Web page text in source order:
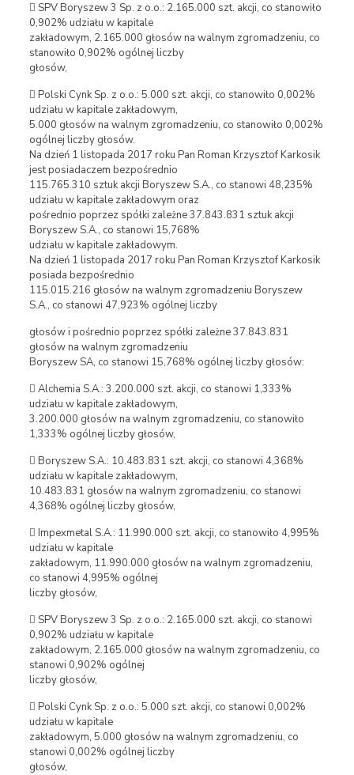
 SPV Boryszew 3 Sp. z o.o.: 2.165.000 szt. akcji, co stanowiło
0,902% udziału w kapitale
zakładowym, 2.165.000 głosów na walnym zgromadzeniu, co
stanowiło 0,902% ogólnej liczby
głosów,
 Polski Cynk Sp. z o.o.: 5.000 szt. akcji, co stanowiło 0,002%
udziału w kapitale zakładowym,
5.000 głosów na walnym zgromadzeniu, co stanowiło 0,002%
ogólnej liczby głosów.
Na dzień 1 listopada 2017 roku Pan Roman Krzysztof Karkosik
jest posiadaczem bezpośrednio
115.765.310 sztuk akcji Boryszew S.A., co stanowi 48,235%
udziału w kapitale zakładowym oraz
pośrednio poprzez spółki zależne 37.843.831 sztuk akcji
Boryszew S.A., co stanowi 15,768%
udziału w kapitale zakładowym.
Na dzień 1 listopada 2017 roku Pan Roman Krzysztof Karkosik
posiada bezpośrednio
115.015.216 głosów na walnym zgromadzeniu Boryszew
S.A., co stanowi 47,923% ogólnej liczby
głosów i pośrednio poprzez spółki zależne 37.843.831
głosów na walnym zgromadzeniu
Boryszew SA, co stanowi 15,768% ogólnej liczby głosów:
 Alchemia S.A.: 3.200.000 szt. akcji, co stanowi 1,333%
udziału w kapitale zakładowym,
3.200.000 głosów na walnym zgromadzeniu, co stanowiło
1,333% ogólnej liczby głosów,
 Boryszew S.A.: 10.483.831 szt. akcji, co stanowi 4,368%
udziału w kapitale zakładowym,
10.483.831 głosów na walnym zgromadzeniu, co stanowi
4,368% ogólnej liczby głosów,
 Impexmetal S.A.: 11.990.000 szt. akcji, co stanowiło 4,995%
udziału w kapitale
zakładowym, 11.990.000 głosów na walnym zgromadzeniu,
co stanowi 4,995% ogólnej
liczby głosów,
 SPV Boryszew 3 Sp. z o.o.: 2.165.000 szt. akcji, co stanowi
0,902% udziału w kapitale
zakładowym, 2.165.000 głosów na walnym zgromadzeniu, co
stanowi 0,902% ogólnej
liczby głosów,
 Polski Cynk Sp. z o.o.: 5.000 szt. akcji, co stanowi 0,002%
udziału w kapitale
zakładowym, 5.000 głosów na walnym zgromadzeniu, co
stanowi 0,002% ogólnej liczby
głosów,